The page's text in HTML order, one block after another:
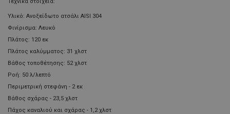
Υλικό: Ανοξείδωτο ατσάλι AISI 304
Φινίρισμα: Λευκό
Πλάτος: 120 εκ
Πλάτος καλύμματος: 31 χλστ
Βάθος τοποθέτησης: 52 χλστ
Ροή: 50 λ/λεπτό
Περιμετρική στεφάνη - 2 εκ
Βάθος σχάρας - 23,5 χλστ
Πάχος καναλιού και σχάρας - 1,2 χλστ